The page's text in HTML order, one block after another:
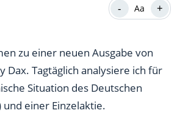
- Aa +
zu einer neuen Ausgabe von
Dax. Tagtäglich analysiere ich für
Situation des Deutschen
und einer Einzelaktie.